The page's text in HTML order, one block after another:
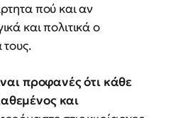
πού και αν
και πολιτικά ο
προφανές ότι κάθε
και